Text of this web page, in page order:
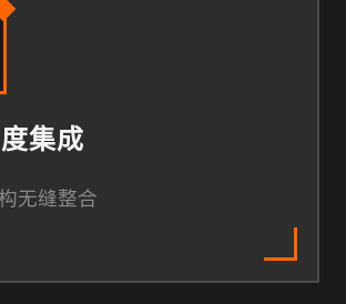
集成
无缝整合